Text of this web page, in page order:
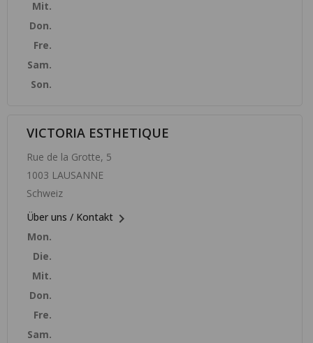
Mit.
Don.
Fre.
Sam.
Son.
VICTORIA ESTHETIQUE
Rue de la Grotte, 5
1003 LAUSANNE
Schweiz
Über uns / Kontakt 
Mon.
Die.
Mit.
Don.
Fre.
Sam.